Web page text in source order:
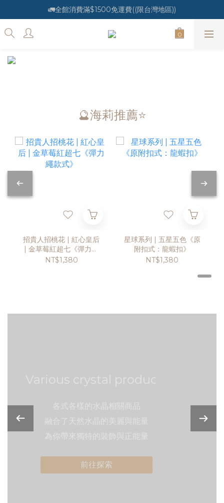
🚛全館消費滿$1500免運費((限台灣地區))
🔮海莉推薦⭐️
招貴人招桃花 | 紅心皇后
| 金草莓紅超七《彈力繩
款式》
NT$1,380
星球系列 | 五星五色《原
附扣式：龍蝦扣》
NT$1,380
crystal products
各式各樣的水晶相關商品
融合了天然水晶的美麗與能量
為你帶來獨特的裝飾與正能量